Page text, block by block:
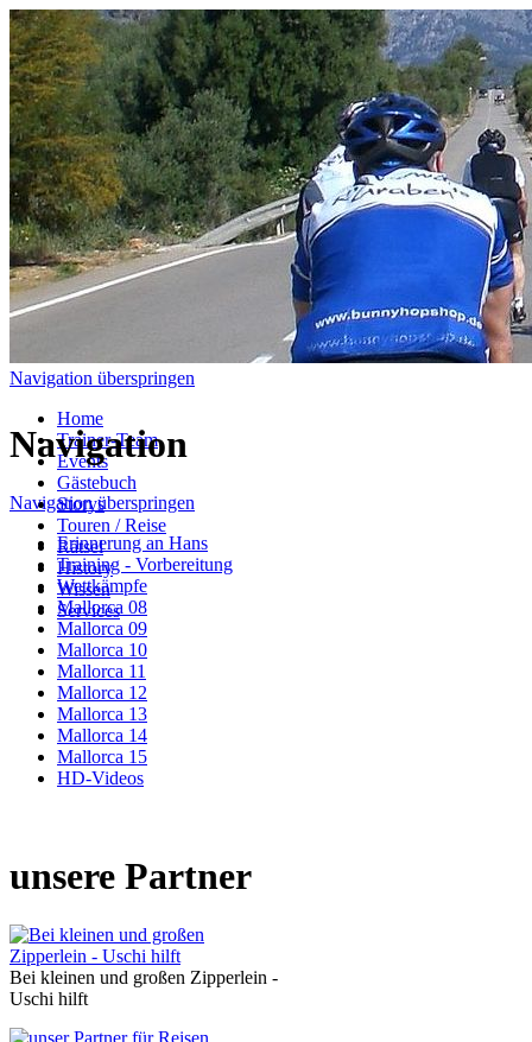
Navigation überspringen
Home
Trainer-Team
Events
Gästebuch
Storys
Touren / Reise
Rätsel
History
Wissen
Services
Navigation
Navigation überspringen
Erinnerung an Hans
Training - Vorbereitung
Wettkämpfe
Mallorca 08
Mallorca 09
Mallorca 10
Mallorca 11
Mallorca 12
Mallorca 13
Mallorca 14
Mallorca 15
HD-Videos
unsere Partner
Bei kleinen und großen Zipperlein -
Uschi hilft